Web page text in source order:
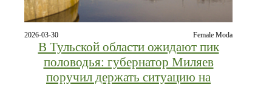
2026-03-30 Female Moda
В Тульской области ожидают пик
половодья: губернатор Миляев
поручил держать ситуацию на